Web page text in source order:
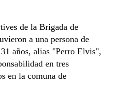
de la Brigada de
a una persona de
años, alias "Perro Elvis",
en tres
en la comuna de